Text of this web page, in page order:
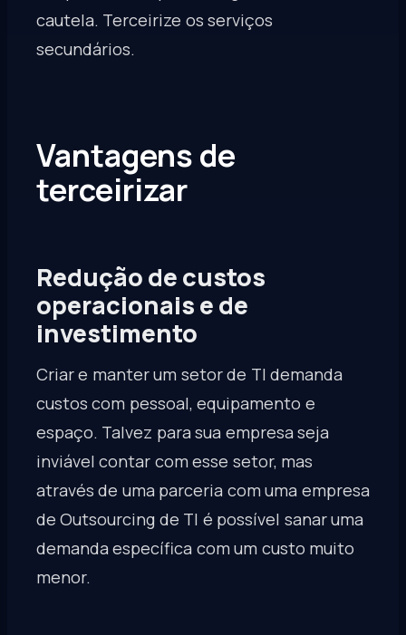
cautela. Terceirize os serviços
secundários.
Vantagens de
terceirizar
Redução de custos
operacionais e de
investimento
Criar e manter um setor de TI demanda
custos com pessoal, equipamento e
espaço. Talvez para sua empresa seja
inviável contar com esse setor, mas
através de uma parceria com uma empresa
de Outsourcing de TI é possível sanar uma
demanda específica com um custo muito
menor.